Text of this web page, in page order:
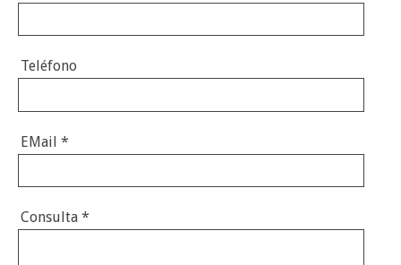
Teléfono
EMail *
Consulta *